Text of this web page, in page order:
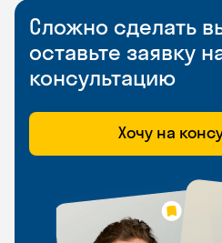
Сложно сделать
оставьте заявку
консультацию
Хочу на